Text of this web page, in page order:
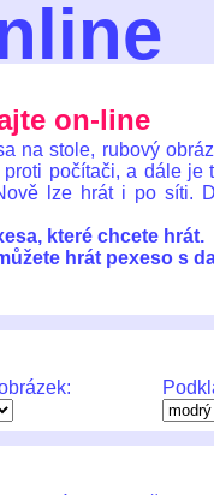
on-line
na stole, rubový
počítači, a dále je
lze hrát i po síti.
které chcete hrát.
hrát pexeso s